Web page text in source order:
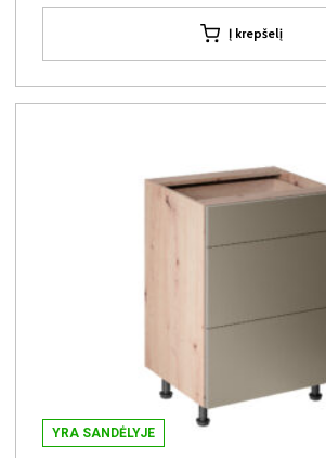
Į krepšelį
YRA SANDĖLYJE